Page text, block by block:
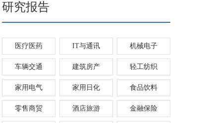
研究报告
医疗医药 IT与通讯 机械电子
车辆交通 建筑房产 轻工纺织
家用电气 家用日化 食品饮料
零售商贸 酒店旅游 金融保险